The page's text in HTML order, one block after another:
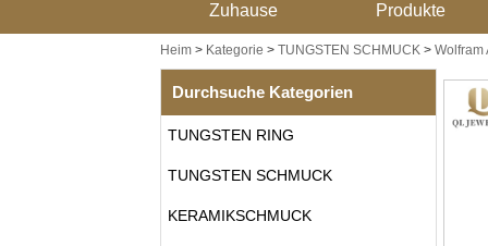
Zuhause Produkte
Heim> Kategorie > TUNGSTEN SCHMUCK> Wolfram
Durchsuche Kategorien
TUNGSTEN RING
TUNGSTEN SCHMUCK
KERAMIKSCHMUCK